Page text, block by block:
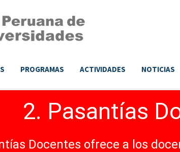
PROGRAMAS ACTIVIDADES NOTICIAS
2. Pasantías
Docentes ofrece a los